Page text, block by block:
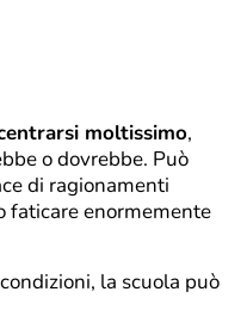
moltissimo,
o dovrebbe. Può
di ragionamenti
faticare enormemente
la scuola può